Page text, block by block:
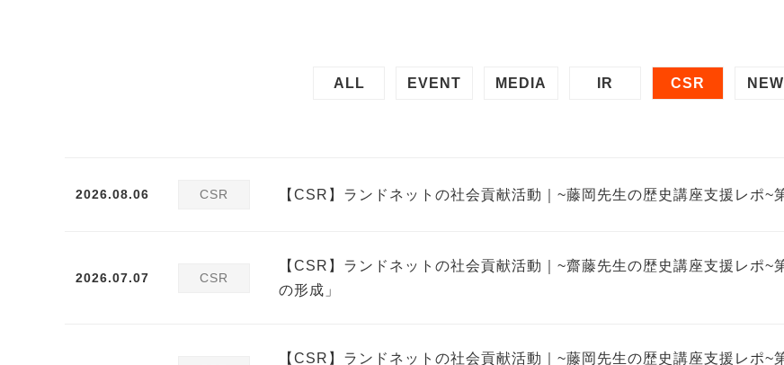
ALL EVENT MEDIA IR CSR
2026.08.06 CSR 【CSR】ランドネットの社会貢献活動｜~藤岡先生の歴史講座支援レポ~
2026.07.07 CSR
【CSR】ランドネットの社会貢献活動｜~齋藤先生の歴史講座支援レポ
の形成」
【CSR】ランドネットの社会貢献活動｜~藤岡先生の歴史講座支援レポ